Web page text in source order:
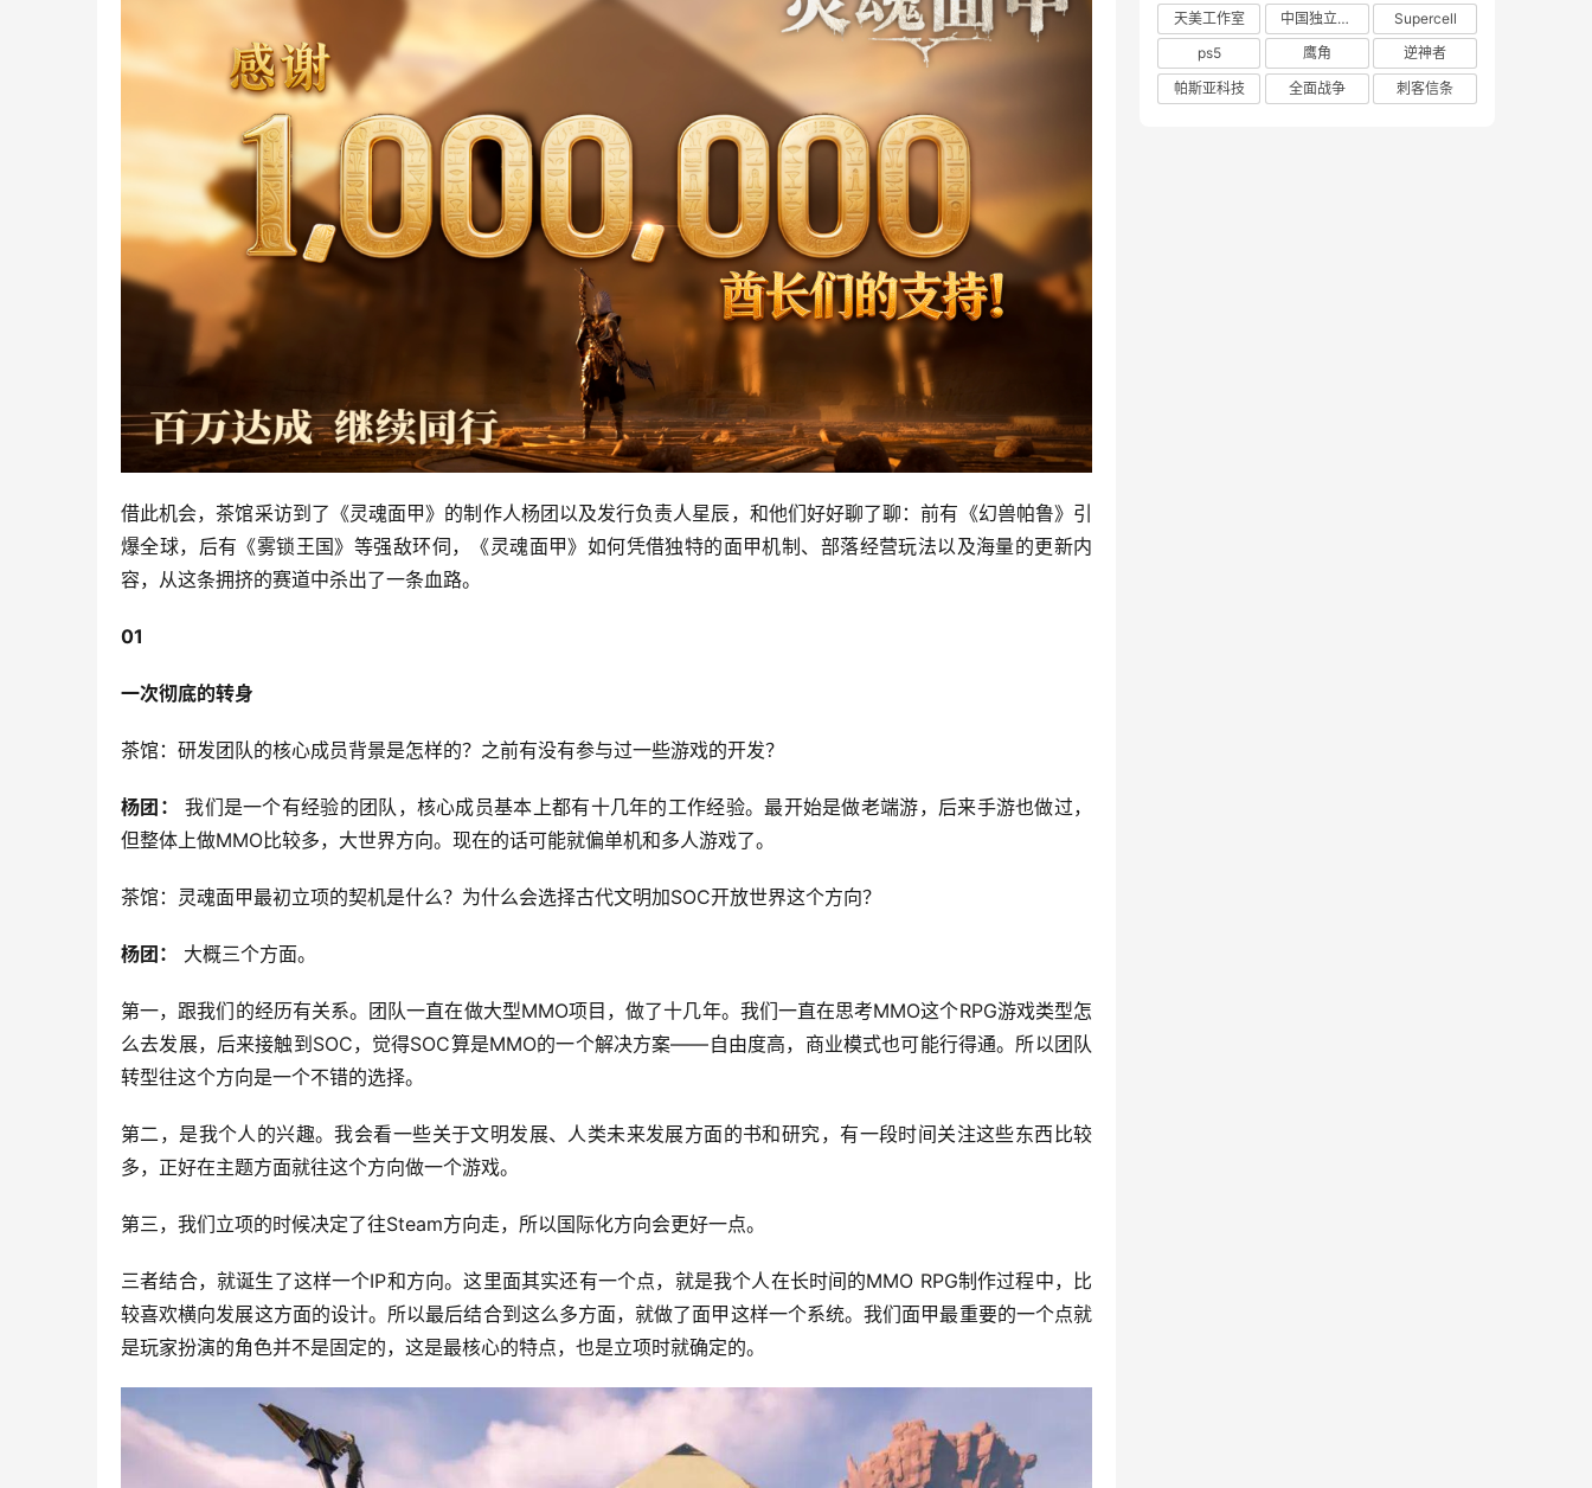
借此机会，茶馆采访到了《灵魂面甲》的制作人杨团以及发行负责人星辰，和他们好好聊了聊：前有《幻兽帕鲁》引
爆全球，后有《雾锁王国》等强敌环伺，《灵魂面甲》如何凭借独特的面甲机制、部落经营玩法以及海量的更新内
容，从这条拥挤的赛道中杀出了一条血路。
01
一次彻底的转身
茶馆：研发团队的核心成员背景是怎样的？之前有没有参与过一些游戏的开发？
杨团：
我们是一个有经验的团队，核心成员基本上都有十几年的工作经验。最开始是做老端游，后来手游也做过，
但整体上做MMO比较多，大世界方向。现在的话可能就偏单机和多人游戏了。
茶馆：灵魂面甲最初立项的契机是什么？为什么会选择古代文明加SOC开放世界这个方向？
杨团： 大概三个方面。
第一，跟我们的经历有关系。团队一直在做大型MMO项目，做了十几年。我们一直在思考MMO这个RPG游戏类型怎
么去发展，后来接触到SOC，觉得SOC算是MMO的一个解决方案——自由度高，商业模式也可能行得通。所以团队
转型往这个方向是一个不错的选择。
第二，是我个人的兴趣。我会看一些关于文明发展、人类未来发展方面的书和研究，有一段时间关注这些东西比较
多，正好在主题方面就往这个方向做一个游戏。
第三，我们立项的时候决定了往Steam方向走，所以国际化方向会更好一点。
三者结合，就诞生了这样一个IP和方向。这里面其实还有一个点，就是我个人在长时间的MMO RPG制作过程中，比
较喜欢横向发展这方面的设计。所以最后结合到这么多方面，就做了面甲这样一个系统。我们面甲最重要的一个点就
是玩家扮演的角色并不是固定的，这是最核心的特点，也是立项时就确定的。
天美工作室
中国独立游戏联盟
Supercell
ps5
鹰角
逆神者
帕斯亚科技
全面战争 刺客信条